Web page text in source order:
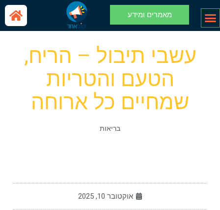
מאמרים ומידע
עשבי תיבול – הריח,
הטעם והטריות
שמחיים כל ארוחה
בריאות
אוקטובר 10, 2025